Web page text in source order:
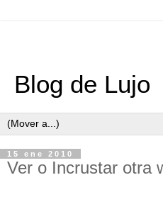
Blog de Lujo
15 ene 2010
Ver o Incrustar otra